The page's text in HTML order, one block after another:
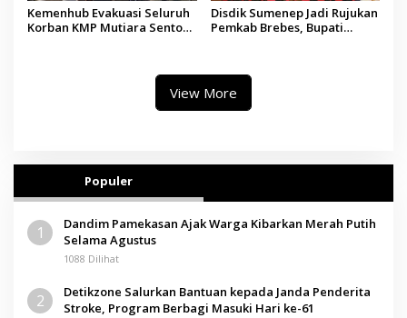
Kemenhub Evakuasi Seluruh
Korban KMP Mutiara Sentosa
Disdik Sumenep Jadi Rujukan
Pemkab Brebes, Bupati
View More
Populer
1
Dandim Pamekasan Ajak Warga Kibarkan Merah Putih
Selama Agustus
1088 Dilihat
2
Detikzone Salurkan Bantuan kepada Janda Penderita
Stroke, Program Berbagi Masuki Hari ke-61